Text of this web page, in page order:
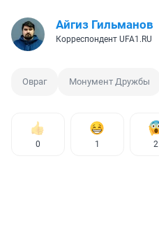
Айгиз Гильманов
Корреспондент UFA1.RU
Овраг Монумент Дружбы
0 1 2